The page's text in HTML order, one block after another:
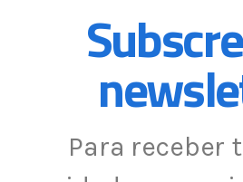
Para receber